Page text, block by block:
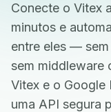
Conecte o Vitex
minutos e
entre eles —
sem middleware
Vitex e o Google
uma API segura